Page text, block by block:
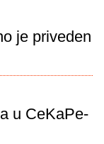
je priveden
u CeKaPe-